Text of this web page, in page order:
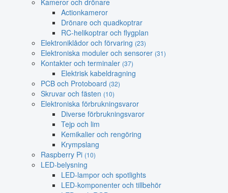
Actionkameror
Drönare och quadkoptrar
RC-helikoptrar och flygplan
Elektroniklådor och förvaring (23)
Elektroniska moduler och sensorer (31)
Kontakter och terminaler (37)
Elektrisk kabeldragning
PCB och Protoboard (32)
Skruvar och fästen (10)
Elektroniska förbrukningsvaror
Diverse förbrukningsvaror
Tejp och lim
Kemikalier och rengöring
Krympslang
Raspberry Pi (10)
LED-belysning
LED-lampor och spotlights
LED-komponenter och tillbehör